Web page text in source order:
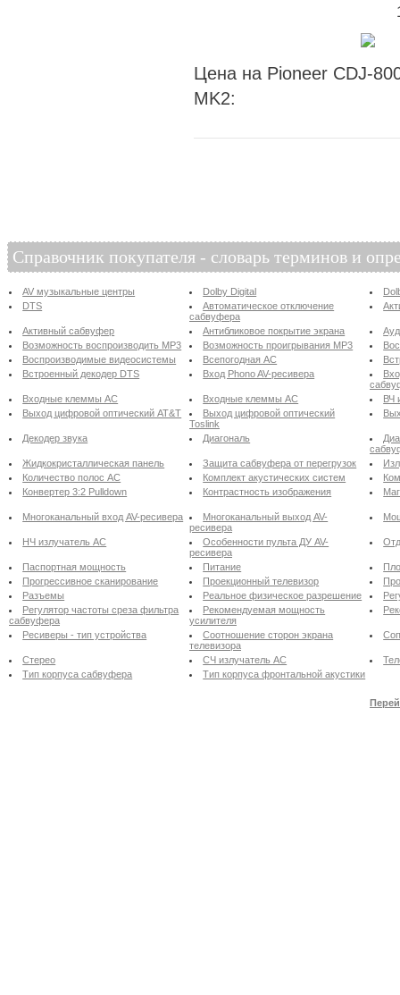
Цена на Pioneer CDJ-
MK2:
Справочник покупателя - словарь терминов и
AV музыкальные центры Dolby Digital
DTS
Автоматическое отключение
сабвуфера
Активный сабвуфер Антибликовое покрытие экрана
Возможность воспроизводить MP3
Возможность проигрывания MP3
Воспроизводимые видеосистемы
Всепогодная АС
Встроенный декодер DTS
Вход Phono AV-ресивера
Входные клеммы АС
Входные клеммы АС
ВЧ
Выход цифровой оптический AT&T
Выход цифровой оптический
Toslink
Декодер звука Диагональ
Жидкокристаллическая панель
Защита сабвуфера от перегрузок
Количество полос АС
Комплект акустических систем
Конвертер 3:2 Pulldown
Контрастность изображения
Многоканальный вход AV-ресивера
Многоканальный выход AV-
ресивера
НЧ излучатель АС
Особенности пульта ДУ AV-
ресивера
Паспортная мощность Питание
Прогрессивное сканирование
Проекционный телевизор
Разъемы
Реальное физическое разрешение
Регулятор частоты среза фильтра
сабвуфера
Рекомендуемая мощность
усилителя
Ресиверы - тип устройства
Соотношение сторон экрана
телевизора
Стерео СЧ излучатель АС
Тип корпуса сабвуфера
Тип корпуса фронтальной акустики